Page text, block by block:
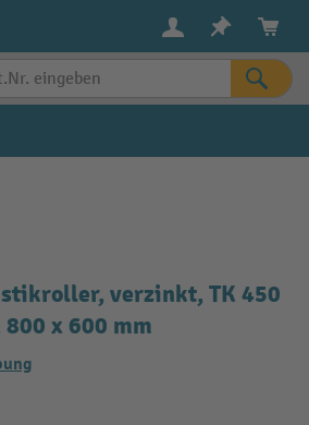
verzinkt, TK 450
x 600 mm